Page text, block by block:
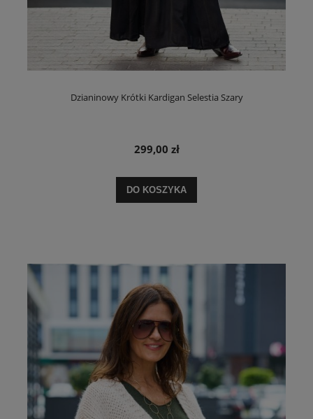
Dzianinowy Krótki Kardigan Selestia Szary
299,00 zł
DO KOSZYKA